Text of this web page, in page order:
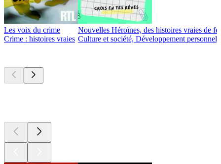
Les voix du crime
Crime : histoires vraies
Nouvelles Héroïnes, des histoires vraies de
Culture et société, Développement